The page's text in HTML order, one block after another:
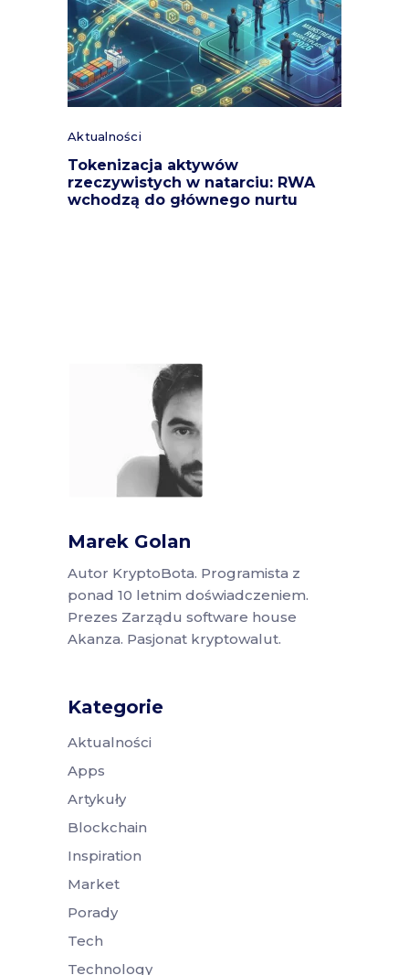
Aktualności
Tokenizacja aktywów
rzeczywistych w natarciu: RWA
wchodzą do głównego nurtu
Marek Golan
Autor KryptoBota. Programista z
ponad 10 letnim doświadczeniem.
Prezes Zarządu software house
Akanza. Pasjonat kryptowalut.
Kategorie
Aktualności
Apps
Artykuły
Blockchain
Inspiration
Market
Porady
Tech
Technology